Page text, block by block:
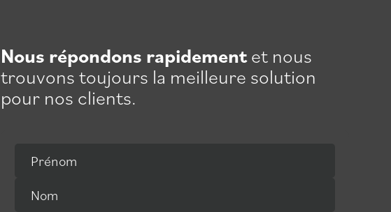
Nous répondons rapidementet nous
trouvons toujours la meilleure solution
pour nos clients.
Prénom
Nom